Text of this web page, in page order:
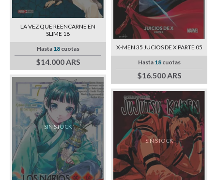
LA VEZ QUE REENCARNE EN
SLIME 18
Hasta 18cuotas
$14.000 ARS
X-MEN 35 JUCIOS DE X PARTE 05
Hasta 18cuotas
$16.500 ARS
SIN STOCK
SIN STOCK